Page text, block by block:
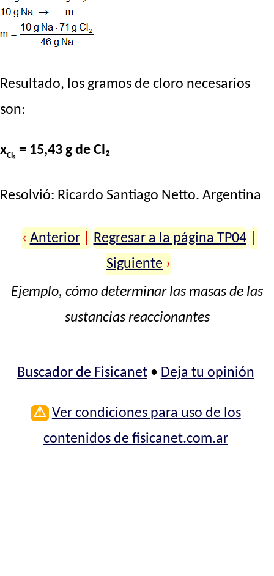
Resultado, los gramos de cloro necesarios
son:
xCl₂ = 15,43 g de Cl₂
Resolvió: Ricardo Santiago Netto. Argentina
‹ Anterior Regresar a la página TP04
Siguiente ›
Ejemplo, cómo determinar las masas de las
sustancias reaccionantes
Buscador de Fisicanet• Deja tu opinión
⚠ Ver condiciones para uso de los
contenidos de fisicanet.com.ar